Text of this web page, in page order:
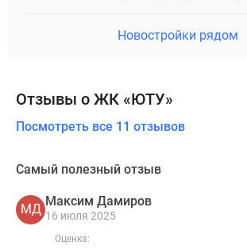
Новостройки рядом
Отзывы о ЖК «ЮТУ»
Посмотреть все 11 отзывов
Самый полезный отзыв
МД
Максим Дамиров
16 июля 2025
Оценка: